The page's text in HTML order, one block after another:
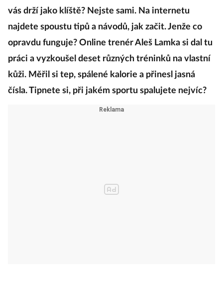
vás drží jako klíště? Nejste sami. Na internetu
najdete spoustu tipů a návodů, jak začit. Jenže co
opravdu funguje? Online trenér Aleš Lamka si dal tu
práci a vyzkoušel deset různých tréninků na vlastní
kůži. Měřil si tep, spálené kalorie a přinesl jasná
čísla. Tipnete si, při jakém sportu spalujete nejvíc?